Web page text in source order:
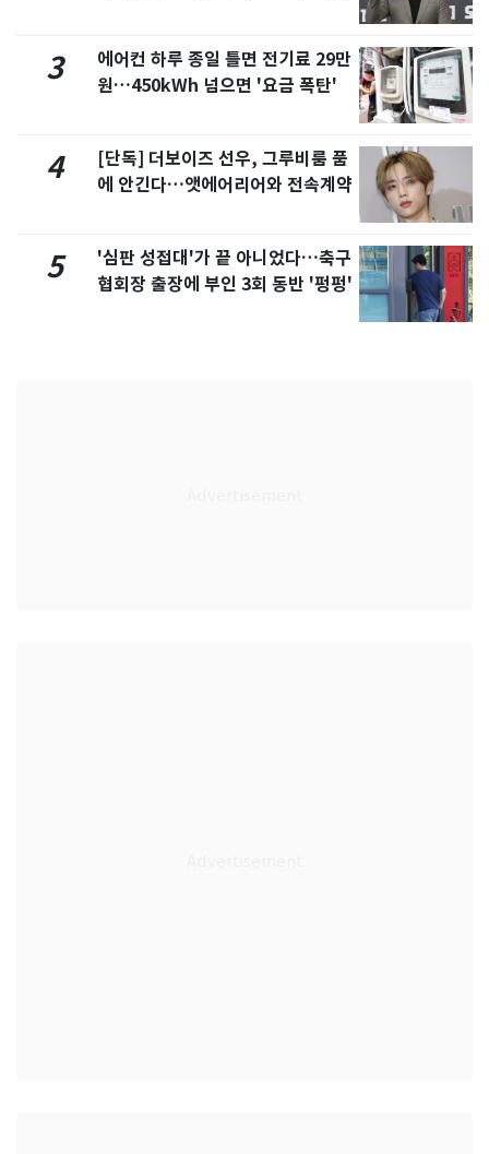
3
에어컨 하루 종일 틀면 전기료 29만
원…450kWh 넘으면 '요금 폭탄'
4
[단독] 더보이즈 선우, 그루비룸 품
에 안긴다…앳에어리어와 전속계약
5
'심판 성접대'가 끝 아니었다…축구
협회장 출장에 부인 3회 동반 '펑펑'